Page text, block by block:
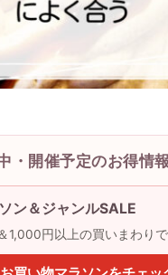
・開催予定のお得情報
ン＆ジャンルSALE
円以上の買いまわりで